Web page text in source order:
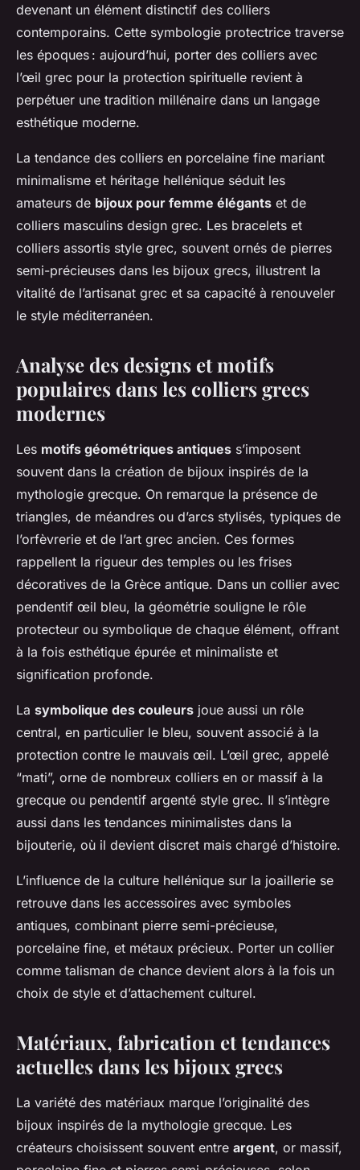
devenant un élément distinctif des colliers
contemporains. Cette symbologie protectrice traverse
les époques : aujourd’hui, porter des colliers avec
l’œil grec pour la protection spirituelle revient à
perpétuer une tradition millénaire dans un langage
esthétique moderne.
La tendance des colliers en porcelaine fine mariant
minimalisme et héritage hellénique séduit les
amateurs de bijoux pour femme élégants et de
colliers masculins design grec. Les bracelets et
colliers assortis style grec, souvent ornés de pierres
semi-précieuses dans les bijoux grecs, illustrent la
vitalité de l’artisanat grec et sa capacité à renouveler
le style méditerranéen.
Analyse des designs et motifs
populaires dans les colliers grecs
modernes
Les motifs géométriques antiques s’imposent
souvent dans la création de bijoux inspirés de la
mythologie grecque. On remarque la présence de
triangles, de méandres ou d’arcs stylisés, typiques de
l’orfèvrerie et de l’art grec ancien. Ces formes
rappellent la rigueur des temples ou les frises
décoratives de la Grèce antique. Dans un collier avec
pendentif œil bleu, la géométrie souligne le rôle
protecteur ou symbolique de chaque élément, offrant
à la fois esthétique épurée et minimaliste et
signification profonde.
La symbolique des couleurs joue aussi un rôle
central, en particulier le bleu, souvent associé à la
protection contre le mauvais œil. L’œil grec, appelé
“mati”, orne de nombreux colliers en or massif à la
grecque ou pendentif argenté style grec. Il s’intègre
aussi dans les tendances minimalistes dans la
bijouterie, où il devient discret mais chargé d’histoire.
L’influence de la culture hellénique sur la joaillerie se
retrouve dans les accessoires avec symboles
antiques, combinant pierre semi-précieuse,
porcelaine fine, et métaux précieux. Porter un collier
comme talisman de chance devient alors à la fois un
choix de style et d’attachement culturel.
Matériaux, fabrication et tendances
actuelles dans les bijoux grecs
La variété des matériaux marque l’originalité des
bijoux inspirés de la mythologie grecque. Les
créateurs choisissent souvent entre argent, or massif,